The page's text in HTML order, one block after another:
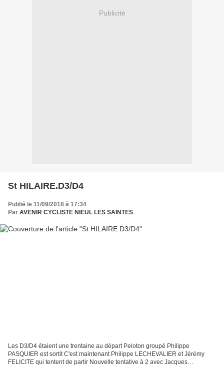
Publicité
St HILAIRE.D3/D4
Publié le 11/09/2018 à 17:34
Par AVENIR CYCLISTE NIEUL LES SAINTES
Les D3/D4 étaient une trentaine au départ Peloton groupé Philippe
PASQUIER est sortit C'est maintenant Philippe LECHEVALIER et Jérémy
FELICITE qui tentent de partir Nouvelle tentative à 2 avec Jacques